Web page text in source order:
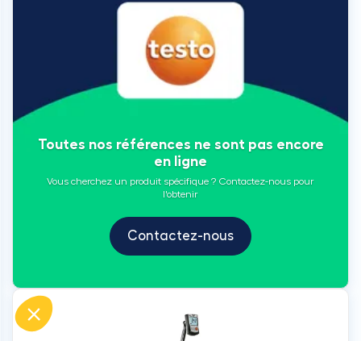
Toutes nos références ne sont pas encore
en ligne
Vous cherchez un produit spécifique ? Contactez-nous pour
l'obtenir
Contactez-nous